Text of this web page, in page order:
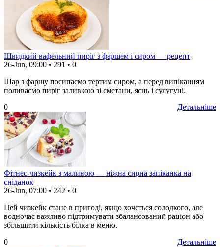
Швидкий вафельний пиріг з фаршем і сиром — рецепт
26-Jun, 09:00 • 291 • 0
Шар з фаршу посипаємо тертим сиром, а перед випіканням
поливаємо пиріг заливкою зі сметани, яєць і сулугуні.
Детальніше
0
Фітнес-чизкейк з малиною — ніжна сирна запіканка на
сніданок
26-Jun, 07:00 • 242 • 0
Цей чизкейк стане в пригоді, якщо хочеться солодкого, але
водночас важливо підтримувати збалансований раціон або
збільшити кількість білка в меню.
Детальніше
0